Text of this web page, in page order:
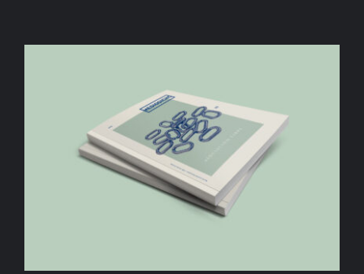
AÑADIR AL CARRITO DETALLES